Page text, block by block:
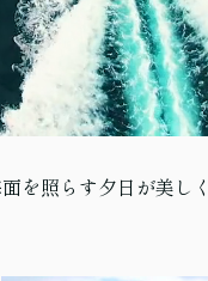
を照らす夕日が美し